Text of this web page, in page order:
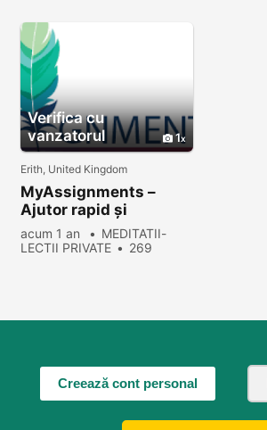
Verifica cu
vanzatorul
1
Erith, United Kingdom
MyAssignments –
Ajutor rapid și
profesional pentru
studenții de facultate
acum 1 an
MEDITATII-
LECTII PRIVATE
269
Creează cont personal